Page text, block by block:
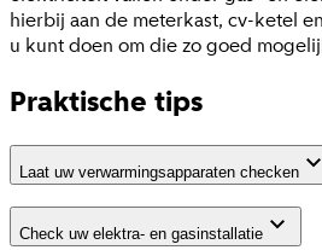
hierbij aan de meterkast, cv-ketel
u kunt doen om die zo goed
Praktische tips
Laat uw verwarmingsapparaten checken
Check uw elektra- en gasinstallatie